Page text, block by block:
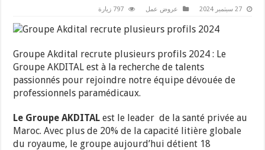
27 سبتمبر 2024 عروض عمل 797 زيارة
Groupe Akdital recrute plusieurs profils 2024 : Le
Groupe AKDITAL est à la recherche de talents
passionnés pour rejoindre notre équipe dévouée de
professionnels paramédicaux.
Le Groupe AKDITAL est le leader de la santé privée au
Maroc. Avec plus de 20% de la capacité litière globale
du royaume, le groupe aujourd’hui détient 18